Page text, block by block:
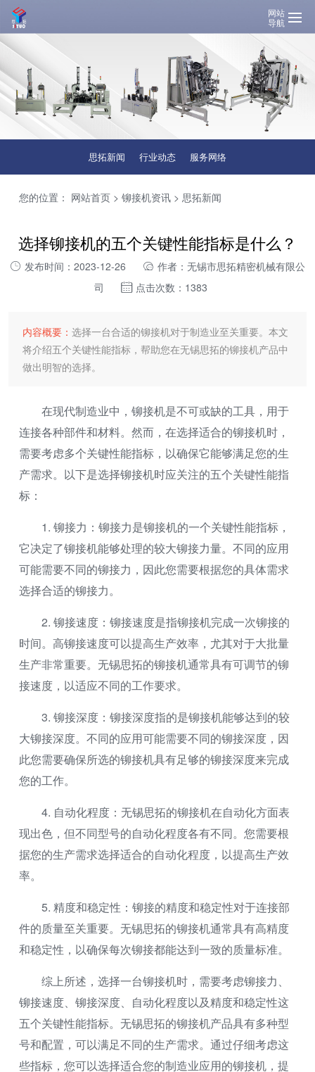
网站
导航
思拓新闻 行业动态 服务网络
您的位置： 网站首页 > 铆接机资讯 > 思拓新闻
选择铆接机的五个关键性能指标是什么？
发布时间：2023-12-26
作者：无锡市思拓精密机械有限公
司
点击次数：1383
内容概要： 选择一台合适的铆接机对于制造业至关重要。本文
将介绍五个关键性能指标，帮助您在无锡思拓的铆接机产品中
做出明智的选择。
在现代制造业中，铆接机是不可或缺的工具，用于
连接各种部件和材料。然而，在选择适合的铆接机时，
需要考虑多个关键性能指标，以确保它能够满足您的生
产需求。以下是选择铆接机时应关注的五个关键性能指
标：
1. 铆接力：铆接力是铆接机的一个关键性能指标，
它决定了铆接机能够处理的较大铆接力量。不同的应用
可能需要不同的铆接力，因此您需要根据您的具体需求
选择合适的铆接力。
2. 铆接速度：铆接速度是指铆接机完成一次铆接的
时间。高铆接速度可以提高生产效率，尤其对于大批量
生产非常重要。无锡思拓的铆接机通常具有可调节的铆
接速度，以适应不同的工作要求。
3. 铆接深度：铆接深度指的是铆接机能够达到的较
大铆接深度。不同的应用可能需要不同的铆接深度，因
此您需要确保所选的铆接机具有足够的铆接深度来完成
您的工作。
4. 自动化程度：无锡思拓的铆接机在自动化方面表
现出色，但不同型号的自动化程度各有不同。您需要根
据您的生产需求选择适合的自动化程度，以提高生产效
率。
5. 精度和稳定性：铆接的精度和稳定性对于连接部
件的质量至关重要。无锡思拓的铆接机通常具有高精度
和稳定性，以确保每次铆接都能达到一致的质量标准。
综上所述，选择一台铆接机时，需要考虑铆接力、
铆接速度、铆接深度、自动化程度以及精度和稳定性这
五个关键性能指标。无锡思拓的铆接机产品具有多种型
号和配置，可以满足不同的生产需求。通过仔细考虑这
些指标，您可以选择适合您的制造业应用的铆接机，提